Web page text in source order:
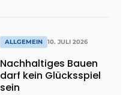
ALLGEMEIN 10. JULI 2026
Nachhaltiges Bauen
darf kein Glücksspiel
sein